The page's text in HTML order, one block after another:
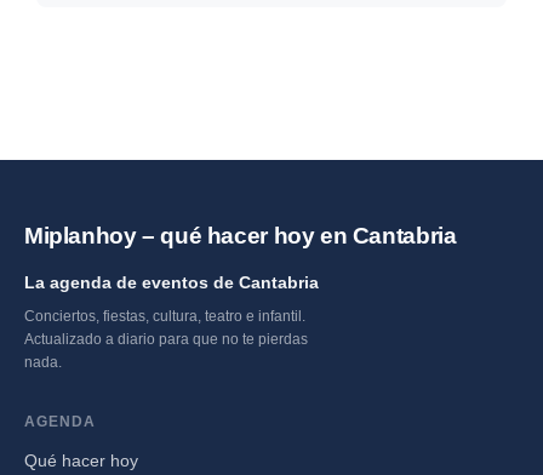
Miplanhoy – qué hacer hoy en Cantabria
La agenda de eventos de Cantabria
Conciertos, fiestas, cultura, teatro e infantil.
Actualizado a diario para que no te pierdas
nada.
AGENDA
Qué hacer hoy